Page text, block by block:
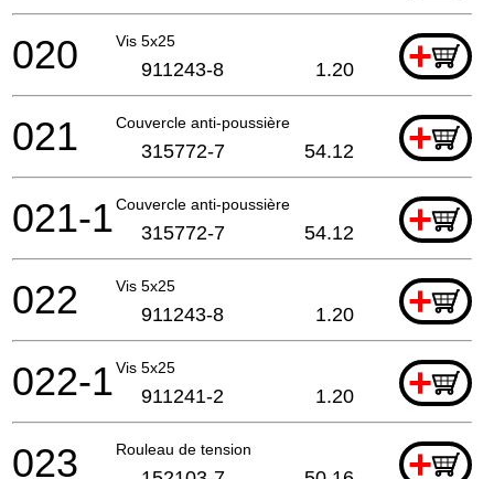
Vis 5x25 +
020 911243-8 1.20
Couvercle anti-poussière +
021 315772-7 54.12
Couvercle anti-poussière +
021-1 315772-7 54.12
Vis 5x25 +
022 911243-8 1.20
Vis 5x25 +
022-1 911241-2 1.20
Rouleau de tension +
023